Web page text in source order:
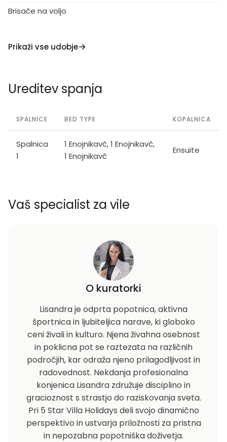
Brisače na voljo
Prikaži vse udobje
Ureditev spanja
SPALNICE BED TYPE KOPALNICA
Spalnica
1
1 Enojnikavč, 1 Enojnikavč,
1 Enojnikavč
Ensuite
Vaš specialist za vile
O kuratorki
Lisandra je odprta popotnica, aktivna
športnica in ljubiteljica narave, ki globoko
ceni živali in kulturo. Njena živahna osebnost
in poklicna pot se raztezata na različnih
področjih, kar odraža njeno prilagodljivost in
radovednost. Nekdanja profesionalna
konjenica Lisandra združuje disciplino in
gracioznost s strastjo do raziskovanja sveta.
Pri 5 Star Villa Holidays deli svojo dinamično
perspektivo in ustvarja priložnosti za pristna
in nepozabna popotniška doživetja.